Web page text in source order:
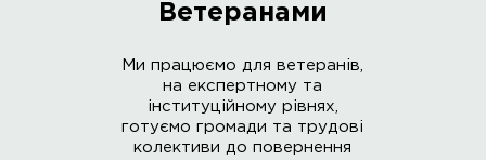
Ветеранами
Ми працюємо для ветеранів,
на експертному та
інституційному рівнях,
готуємо громади та трудові
колективи до повернення